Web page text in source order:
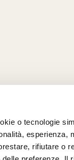
o tecnologie
esperienza,
rifiutare o